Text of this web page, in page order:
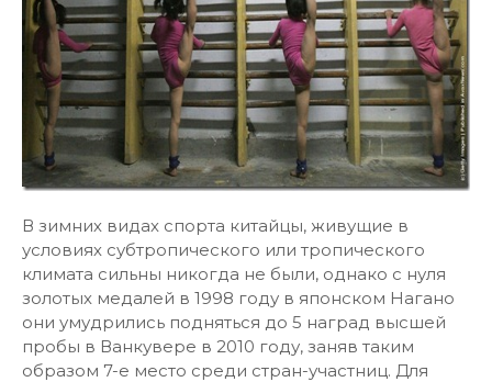
В зимних видах спорта китайцы, живущие в
условиях субтропического или тропического
климата сильны никогда не были, однако с нуля
золотых медалей в 1998 году в японском Нагано
они умудрились подняться до 5 наград высшей
пробы в Ванкувере в 2010 году, заняв таким
образом 7-е место среди стран-участниц. Для